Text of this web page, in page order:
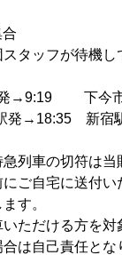
タッフが待機し
→9:19 下今
発→18:35 新宿
列車の切符は当
ご自宅に送付
す。
ただける方を
は自己責任とな